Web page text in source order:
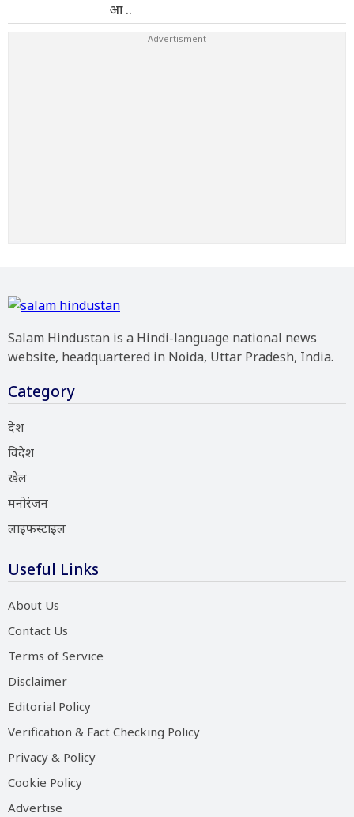
आ ..
Salam Hindustan is a Hindi-language national news
website, headquartered in Noida, Uttar Pradesh, India.
Category
देश
विदेश
खेल
मनोरंजन
लाइफस्टाइल
Useful Links
About Us
Contact Us
Terms of Service
Disclaimer
Editorial Policy
Verification & Fact Checking Policy
Privacy & Policy
Cookie Policy
Advertise